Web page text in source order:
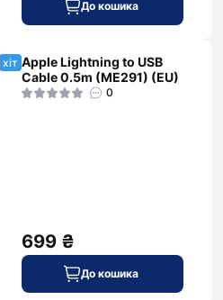
До кошика
хіт Apple Lightning to USB
Cable 0.5m (ME291) (EU)
0
699 ₴
До кошика